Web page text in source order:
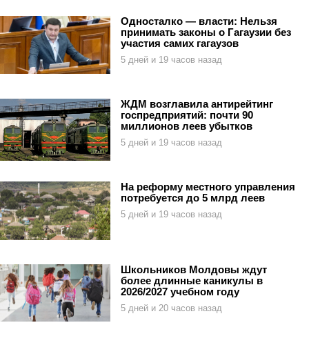
Односталко — власти: Нельзя
принимать законы о Гагаузии без
участия самих гагаузов
5 дней и 19 часов назад
ЖДМ возглавила антирейтинг
госпредприятий: почти 90
миллионов леев убытков
5 дней и 19 часов назад
На реформу местного управления
потребуется до 5 млрд леев
5 дней и 19 часов назад
Школьников Молдовы ждут
более длинные каникулы в
2026/2027 учебном году
5 дней и 20 часов назад